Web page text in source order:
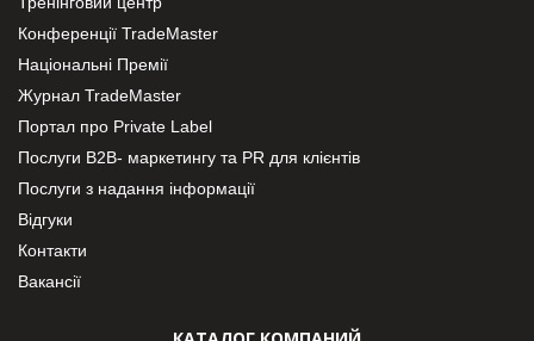
Конференції TradeMaster
Національні Премії
Журнал TradeMaster
Портал про Private Label
Послуги В2В- маркетингу та PR для клієнтів
Послуги з надання інформації
Відгуки
Контакти
Вакансії